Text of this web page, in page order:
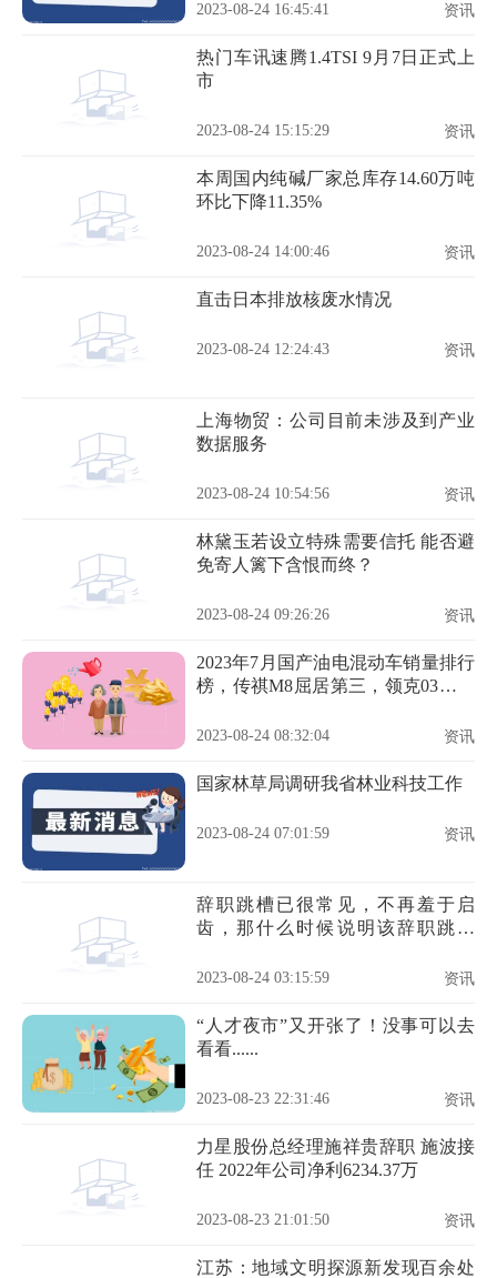
2023-08-24 16:45:41 资讯
热门车讯速腾1.4TSI 9月7日正式上
市
2023-08-24 15:15:29 资讯
本周国内纯碱厂家总库存14.60万吨
环比下降11.35%
2023-08-24 14:00:46 资讯
​直击日本排放核废水情况
2023-08-24 12:24:43 资讯
上海物贸：公司目前未涉及到产业
数据服务
2023-08-24 10:54:56 资讯
林黛玉若设立特殊需要信托 能否避
免寄人篱下含恨而终？
2023-08-24 09:26:26 资讯
2023年7月国产油电混动车销量排行
榜，传祺M8屈居第三，领克03成最
2023-08-24 08:32:04 资讯
国家林草局调研我省林业科技工作
2023-08-24 07:01:59 资讯
辞职跳槽已很常见，不再羞于启
齿，那什么时候说明该辞职跳槽
2023-08-24 03:15:59 资讯
“人才夜市”又开张了！没事可以去
看看......
2023-08-23 22:31:46 资讯
力星股份总经理施祥贵辞职 施波接
任 2022年公司净利6234.37万
2023-08-23 21:01:50 资讯
江苏：地域文明探源新发现百余处